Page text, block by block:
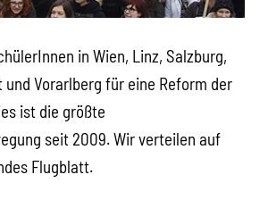
in Wien, Linz, Salzburg,
und Vorarlberg für eine Reform der
ist die größte
seit 2009. Wir verteilen auf
Flugblatt.